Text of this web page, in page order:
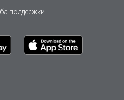
поддержки